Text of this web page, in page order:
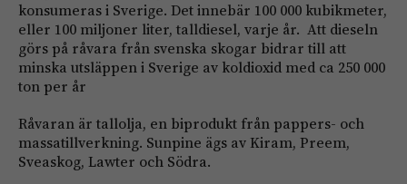
konsumeras i Sverige. Det innebär 100 000 kubikmeter,
eller 100 miljoner liter, talldiesel, varje år. Att dieseln
görs på råvara från svenska skogar bidrar till att
minska utsläppen i Sverige av koldioxid med ca 250 000
ton per år
Råvaran är tallolja, en biprodukt från pappers- och
massatillverkning. Sunpine ägs av Kiram, Preem,
Sveaskog, Lawter och Södra.